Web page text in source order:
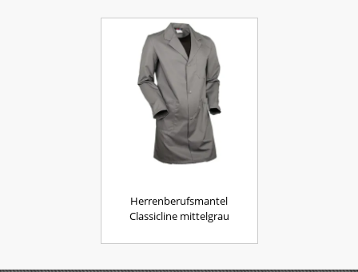
Herrenberufsmantel
Classicline mittelgrau